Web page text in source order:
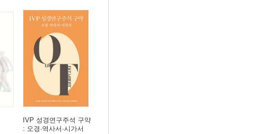
IVP 성경연구주석 구약
: 오경·역사서·시가서